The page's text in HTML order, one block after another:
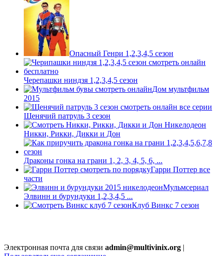
Опасный Генри 1,2,3,4,5 сезон
Черепашки ниндзя 1,2,3,4,5 сезон
Дом мультфильм
2015
Щенячий патруль 3 сезон
Никки, Рикки, Дикки и Дон
Драконы гонка на грани 1, 2, 3, 4, 5, 6, ...
Гарри Поттер все
части
Мульмсериал
Элвинн и бурундуки 1,2,3,4,5 ...
Клуб Винкс 7 сезон
Электронная почта для связи admin@multivinix.org |